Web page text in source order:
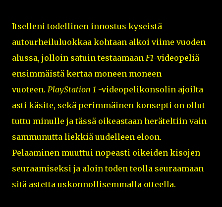
Itselleni todellinen innostus kyseistä
autourheiluluokkaa kohtaan alkoi viime vuoden
alussa, jolloin satuin testaamaan F1-videopeliä
ensimmäistä kertaa moneen moneen
vuoteen. PlayStation 1 -videopelikonsolin ajoilta
asti käsite, sekä perimmäinen konsepti on ollut
tuttu minulle ja tässä oikeastaan heräteltiin vain
sammunutta liekkiä uudelleen eloon.
Pelaaminen muuttui nopeasti oikeiden kisojen
seuraamiseksi ja aloin toden teolla seuraamaan
sitä astetta uskonnollisemmalla otteella.